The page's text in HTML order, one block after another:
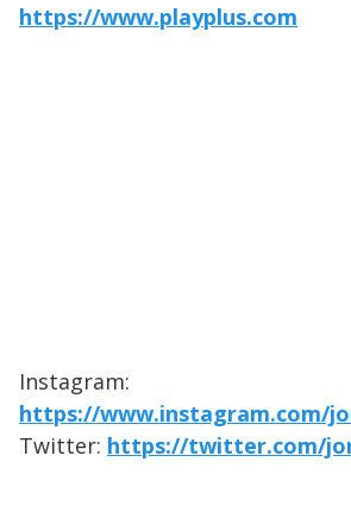
https://www.playplus.com
Instagram:
https://www.instagram.com/
Twitter: https://twitter.com/